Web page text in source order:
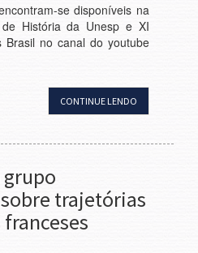
se disponíveis na
História da Unesp e XI
Brasil no canal do youtube
CONTINUE LENDO
trajetórias